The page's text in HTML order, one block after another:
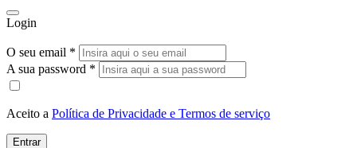
Login
O seu email *
A sua password *
Aceito a Política de Privacidade e Termos de serviço
Entrar